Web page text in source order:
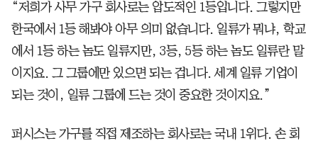
“저희가 사무 가구 회사로는 압도적인 1등입니다. 그렇지만
한국에서 1등 해봐야 아무 의미 없습니다. 일류가 뭐냐, 학교
에서 1등 하는 놈도 일류지만, 3등, 5등 하는 놈도 일류란 말
이지요. 그 그룹에만 있으면 되는 겁니다. 세계 일류 기업이
되는 것이, 일류 그룹에 드는 것이 중요한 것이지요.”
퍼시스는 가구를 직접 제조하는 회사로는 국내 1위다. 손 회